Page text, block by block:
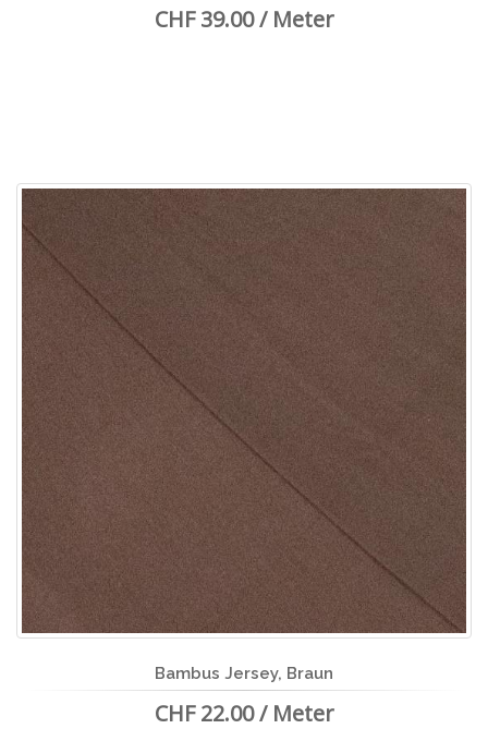
CHF 39.00 / Meter
Bambus Jersey, Braun
CHF 22.00 / Meter